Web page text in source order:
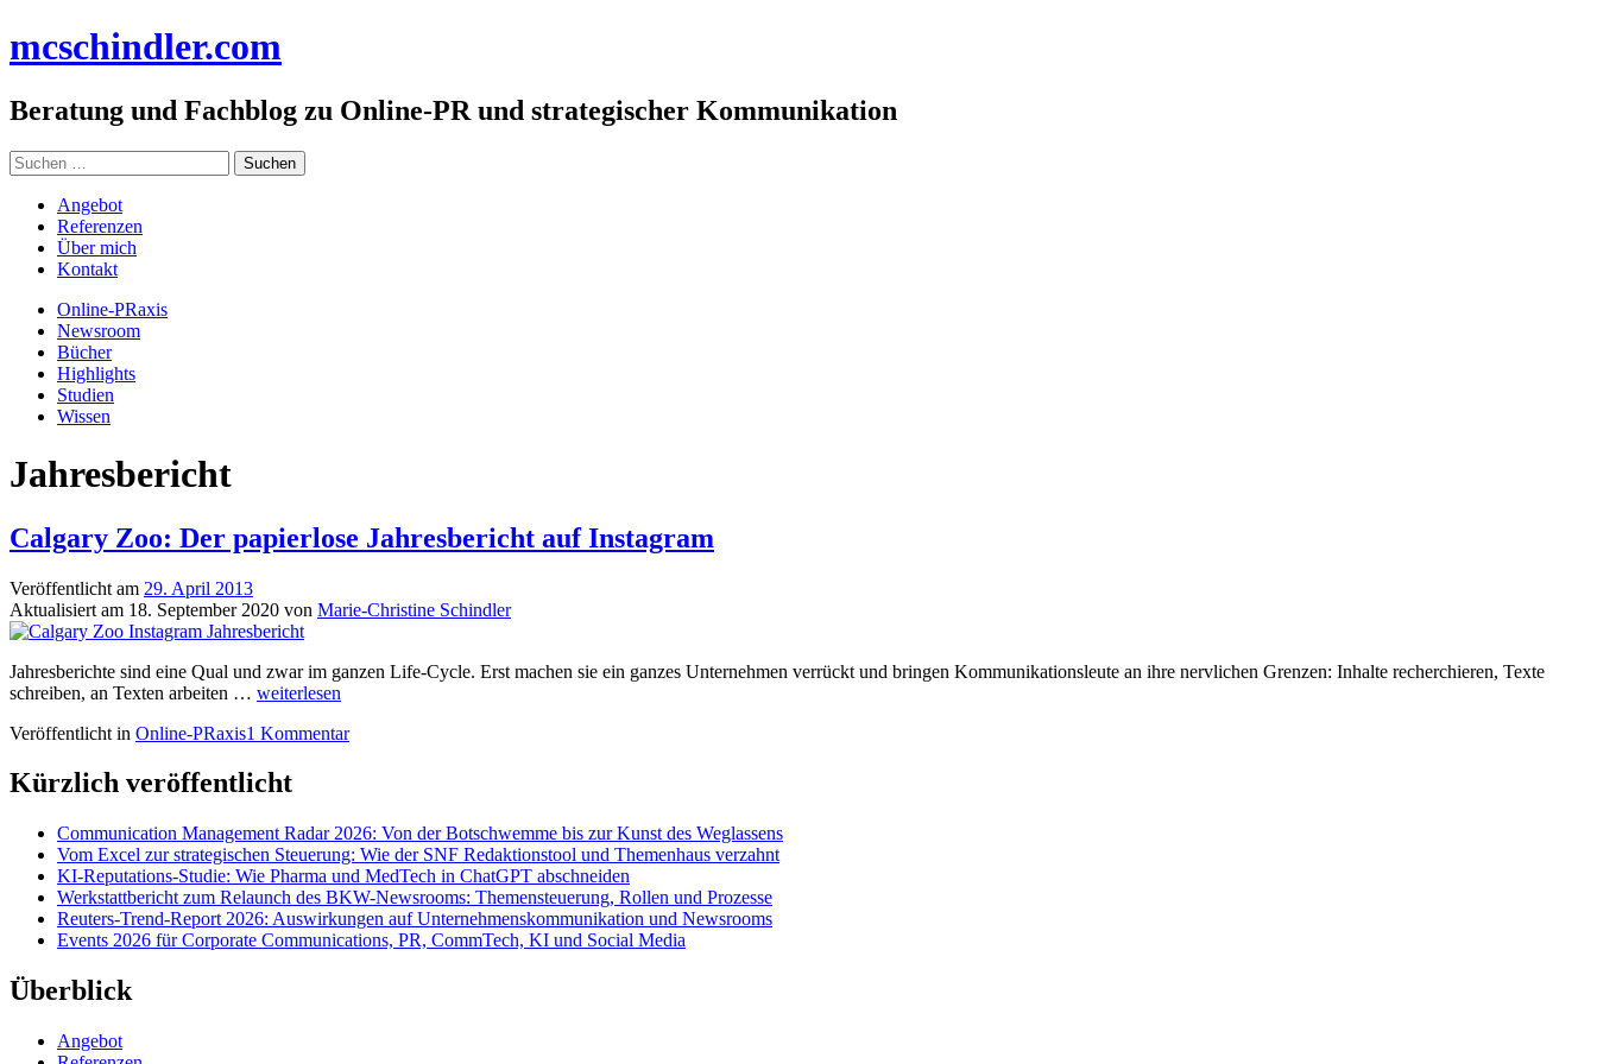
Inhalt
mcschindler.com
Beratung und Fachblog zu Online-PR und strategischer Kommunikation
Suchen
nach:
Angebot
Referenzen
Über mich
Kontakt
Online-PRaxis
Newsroom
Bücher
Highlights
Studien
Wissen
Jahresbericht
Calgary Zoo: Der papierlose Jahresbericht auf Instagram
Veröffentlicht am 29. April 2013
Aktualisiert am 18. September 2020 von Marie-Christine Schindler
Jahresberichte sind eine Qual und zwar im ganzen Life-Cycle. Erst machen sie ein ganzes Unternehmen verrückt und bringen Kommunikationsleute an ihre nervlichen Grenzen: Inhalte recherchieren, Texte
schreiben, an Texten arbeiten … Calgary
Der
Jahresbericht
auf
weiterlesen
Veröffentlicht in Online-PRaxis1 Kommentar
Kürzlich veröffentlicht
Communication Management Radar 2026: Von der Botschwemme bis zur Kunst des Weglassens
Vom Excel zur strategischen Steuerung: Wie der SNF Redaktionstool und Themenhaus verzahnt
KI-Reputations-Studie: Wie Pharma und MedTech in ChatGPT abschneiden
Werkstattbericht zum Relaunch des BKW-Newsrooms: Themensteuerung, Rollen und Prozesse
Reuters-Trend-Report 2026: Auswirkungen auf Unternehmenskommunikation und Newsrooms
Events 2026 für Corporate Communications, PR, CommTech, KI und Social Media
Überblick
Angebot